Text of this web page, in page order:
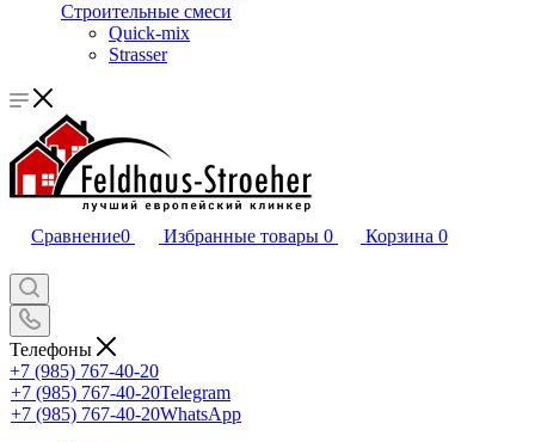
Строительные смеси
Quick-mix
Strasser
Сравнение0 Избранные товары 0 Корзина 0
Телефоны
+7 (985) 767-40-20
+7 (985) 767-40-20Telegram
+7 (985) 767-40-20WhatsApp